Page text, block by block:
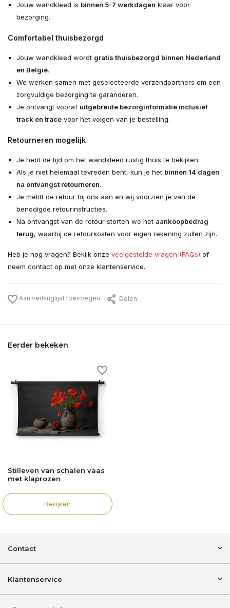
Jouw wandkleed is binnen 5-7 werkdagen klaar voor
bezorging.
Comfortabel thuisbezorgd
Jouw wandkleed wordt gratis thuisbezorgd binnen Nederland
en België.
We werken samen met geselecteerde verzendpartners om een
zorgvuldige bezorging te garanderen.
Je ontvangt vooraf uitgebreide bezorginformatie inclusief
track en tracevoor het volgen van je bestelling.
Retourneren mogelijk
Je hebt de tijd om het wandkleed rustig thuis te bekijken.
Als je niet helemaal tevreden bent, kun je het binnen 14 dagen
na ontvangst retourneren.
Je meldt de retour bij ons aan en wij voorzien je van de
benodigde retourinstructies.
Na ontvangst van de retour storten we het aankoopbedrag
terug, waarbij de retourkosten voor eigen rekening zullen zijn.
Heb je nog vragen? Bekijk onze veelgestelde vragen (FAQs) of
neem contact op met onze klantenservice.
Aan verlanglijst toevoegen Delen
Eerder bekeken
Stilleven van schalen vaas
met klaprozen
Bekijken
Contact
Klantenservice